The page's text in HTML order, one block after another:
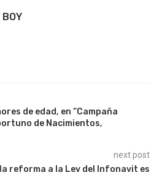
BOY
de edad, en “Campaña
de Nacimientos,
next post
reforma a la Ley del Infonavit es